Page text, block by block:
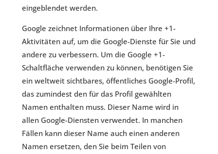
eingeblendet werden.
Google zeichnet Informationen über Ihre +1-
Aktivitäten auf, um die Google-Dienste für Sie und
andere zu verbessern. Um die Google +1-
Schaltfläche verwenden zu können, benötigen Sie
ein weltweit sichtbares, öffentliches Google-Profil,
das zumindest den für das Profil gewählten
Namen enthalten muss. Dieser Name wird in
allen Google-Diensten verwendet. In manchen
Fällen kann dieser Name auch einen anderen
Namen ersetzen, den Sie beim Teilen von